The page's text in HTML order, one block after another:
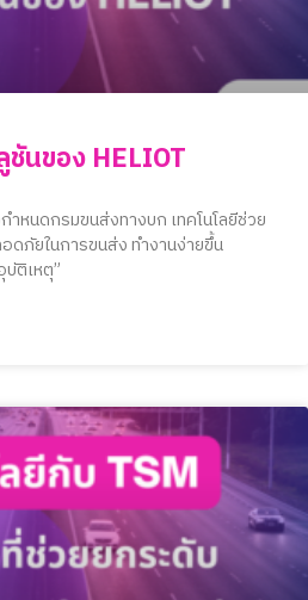
นของ HELIOT
ำหนดกรมขนส่งทางบก เทคโนโลยีช่วย
ภัยในการขนส่ง ทำงานง่ายขึ้น
ติเหตุ”